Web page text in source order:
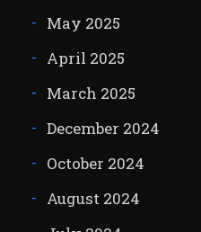
May 2025
April 2025
March 2025
December 2024
October 2024
August 2024